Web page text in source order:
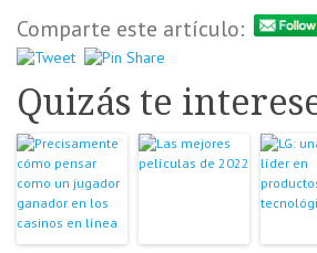
Comparte este artículo:
Quizás te